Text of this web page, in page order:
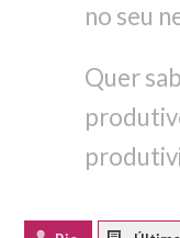
no seu
Quer